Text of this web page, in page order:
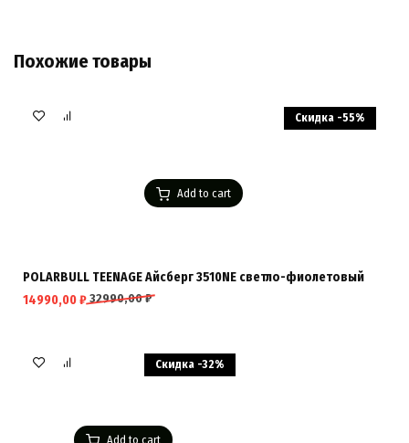
Похожие товары
Add to cart
Скидка -55%
POLARBULL TEENAGE Айсберг 3510NE светло-фиолетовый
32990,00₽
14990,00₽
Add to cart
Скидка -32%